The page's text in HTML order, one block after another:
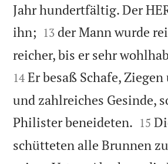
Jahr hundertfältig. Der
ihn; 

13 der Mann wurde
reicher, bis er sehr
14 Er besaß Schafe,
und zahlreiches Gesinde,
Philister beneideten. 

15
schütteten alle Brunnen